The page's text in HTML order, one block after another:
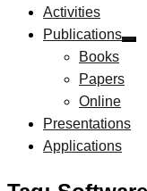
Activities
Publications
Books
Papers
Online
Presentations
Applications